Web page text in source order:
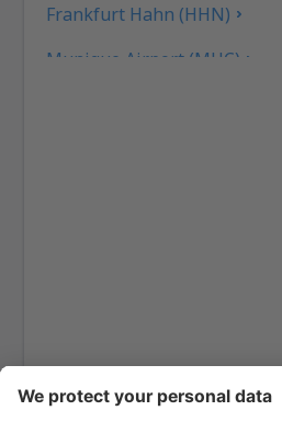
Frankfurt Hahn (HHN)
Munique Airport (MUC)
Hanôver Langenhagen (HAJ)